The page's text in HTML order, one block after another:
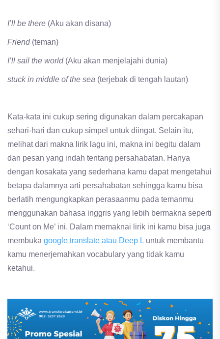
I’ll be there (Aku akan disana)
Friend(teman)
I’ll sail the world(Aku akan menjelajahi dunia)
stuck in middle of the sea (terjebak di tengah lautan)
Kata-kata ini cukup sering digunakan dalam percakapan
sehari-hari dan cukup simpel untuk diingat. Selain itu,
melihat dari makna lirik lagu ini, makna ini begitu dalam
dan pesan yang indah tentang persahabatan. Hanya
dengan kosakata yang sederhana kamu dapat mengetahui
betapa dalamnya arti persahabatan sehingga kamu bisa
berlatih mengungkapkan perasaanmu pada temanmu
menggunakan bahasa inggris yang lebih bermakna seperti
‘Count on Me’ ini. Dalam memaknai lirik ini kamu bisa juga
membuka google translate atau Deep Luntuk membantu
kamu menerjemahkan vocabulary yang tidak kamu
ketahui.